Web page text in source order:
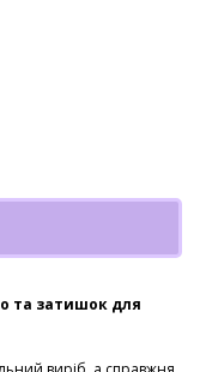
та затишок для